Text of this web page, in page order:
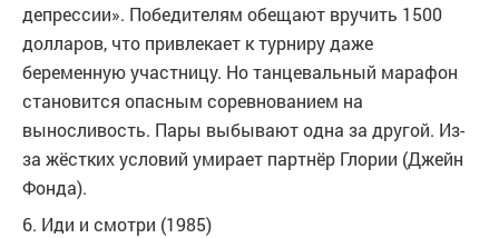
депрессии». Победителям обещают вручить 1500
долларов, что привлекает к турниру даже
беременную участницу. Но танцевальный марафон
становится опасным соревнованием на
выносливость. Пары выбывают одна за другой. Из-
за жёстких условий умирает партнёр Глории (Джейн
Фонда).
6. Иди и смотри (1985)